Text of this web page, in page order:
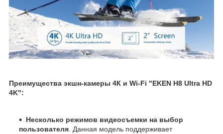
Преимущества экшн-камеры 4К и Wi-Fi "EKEN H8 Ultra HD
4K":
Несколько режимов видеосъемки на выбор
пользователя. Данная модель поддерживает